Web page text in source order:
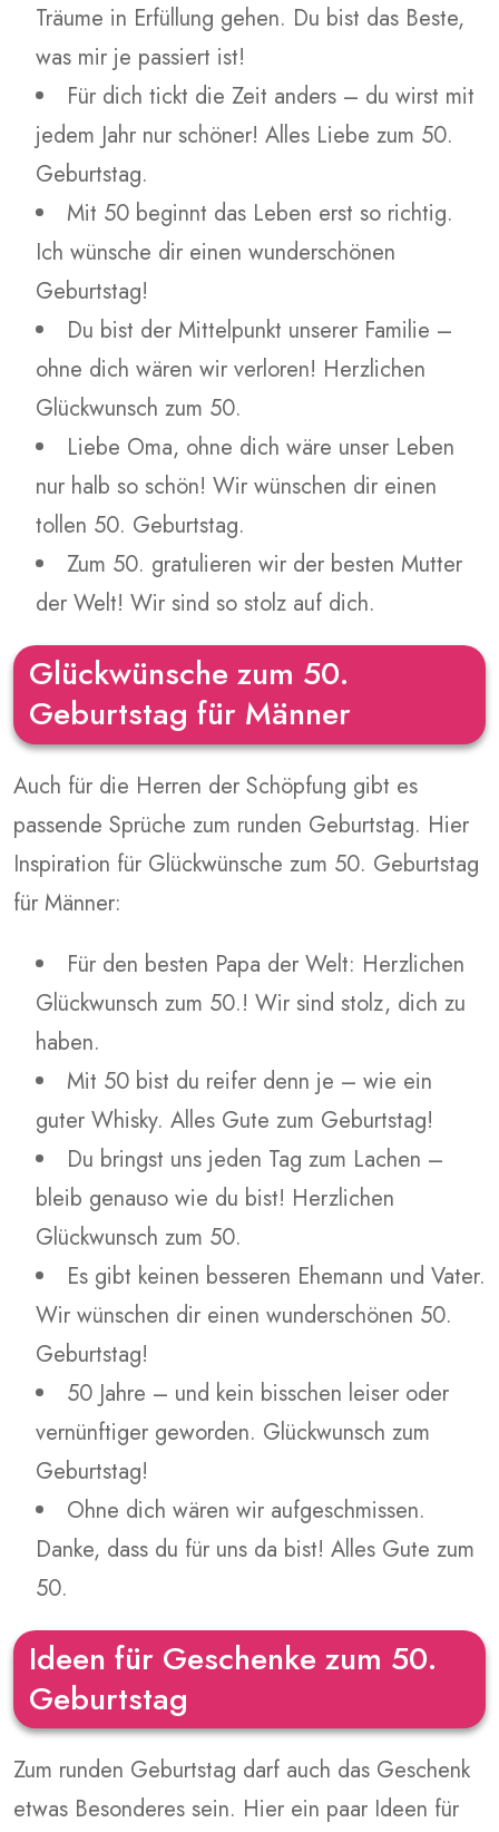
Träume in Erfüllung gehen. Du bist das Beste,
was mir je passiert ist!
Für dich tickt die Zeit anders – du wirst mit
jedem Jahr nur schöner! Alles Liebe zum 50.
Geburtstag.
Mit 50 beginnt das Leben erst so richtig.
Ich wünsche dir einen wunderschönen
Geburtstag!
Du bist der Mittelpunkt unserer Familie –
ohne dich wären wir verloren! Herzlichen
Glückwunsch zum 50.
Liebe Oma, ohne dich wäre unser Leben
nur halb so schön! Wir wünschen dir einen
tollen 50. Geburtstag.
Zum 50. gratulieren wir der besten Mutter
der Welt! Wir sind so stolz auf dich.
Glückwünsche zum 50.
Geburtstag für Männer
Auch für die Herren der Schöpfung gibt es
passende Sprüche zum runden Geburtstag. Hier
Inspiration für Glückwünsche zum 50. Geburtstag
für Männer:
Für den besten Papa der Welt: Herzlichen
Glückwunsch zum 50.! Wir sind stolz, dich zu
haben.
Mit 50 bist du reifer denn je – wie ein
guter Whisky. Alles Gute zum Geburtstag!
Du bringst uns jeden Tag zum Lachen –
bleib genauso wie du bist! Herzlichen
Glückwunsch zum 50.
Es gibt keinen besseren Ehemann und Vater.
Wir wünschen dir einen wunderschönen 50.
Geburtstag!
50 Jahre – und kein bisschen leiser oder
vernünftiger geworden. Glückwunsch zum
Geburtstag!
Ohne dich wären wir aufgeschmissen.
Danke, dass du für uns da bist! Alles Gute zum
50.
Ideen für Geschenke zum 50.
Geburtstag
Zum runden Geburtstag darf auch das Geschenk
etwas Besonderes sein. Hier ein paar Ideen für